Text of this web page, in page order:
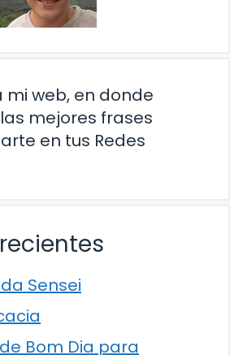
mi web, en donde
mejores frases
en tus Redes
Sensei
Bom Dia para